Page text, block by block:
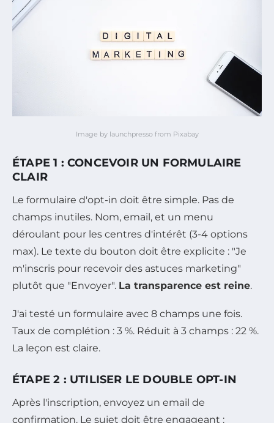
Image by launchpresso from Pixabay
ÉTAPE 1 : CONCEVOIR UN FORMULAIRE
CLAIR
Le formulaire d'opt-in doit être simple. Pas de
champs inutiles. Nom, email, et un menu
déroulant pour les centres d'intérêt (3-4 options
max). Le texte du bouton doit être explicite : "Je
m'inscris pour recevoir des astuces marketing"
plutôt que "Envoyer". La transparence est reine.
J'ai testé un formulaire avec 8 champs une fois.
Taux de complétion : 3 %. Réduit à 3 champs : 22 %.
La leçon est claire.
ÉTAPE 2 : UTILISER LE DOUBLE OPT-IN
Après l'inscription, envoyez un email de
confirmation. Le sujet doit être engageant :